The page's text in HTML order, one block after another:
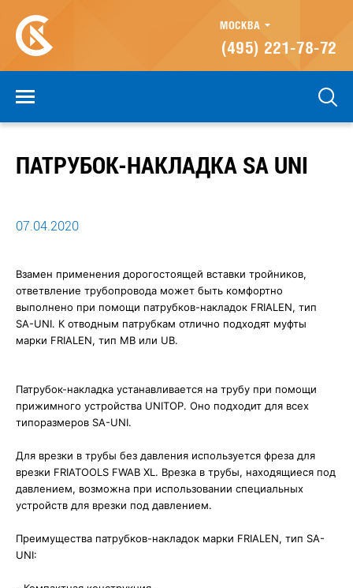
МОСКВА
(495) 221-78-72
ПАТРУБОК-НАКЛАДКА SA UNI⠀
07.04.2020
Взамен применения дорогостоящей вставки тройников,
ответвление трубопровода может быть комфортно
выполнено при помощи патрубков-накладок FRIALEN, тип
SA-UNI. К отводным патрубкам отлично подходят муфты
марки FRIALEN, тип MB или UB.⠀
Патрубок-накладка устанавливается на трубу при помощи
прижимного устройства UNITOP. Оно подходит для всех
типоразмеров SA-UNI.⠀
Для врезки в трубы без давления используется фреза для
врезки FRIATOOLS FWAB XL. Врезка в трубы, находящиеся под
давлением, возможна при использовании специальных
устройств для врезки под давлением.
Преимущества патрубков-накладок марки FRIALEN, тип SA-
UNI:⠀